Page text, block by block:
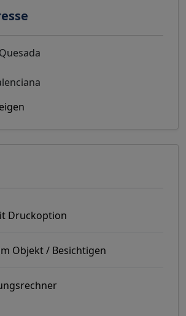
Druckoption
Objekt / Besichtigen